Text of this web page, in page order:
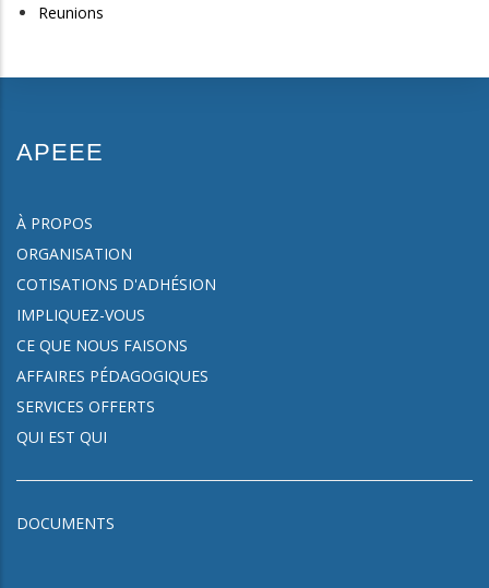
Reunions
APEEE
À PROPOS
ORGANISATION
COTISATIONS D'ADHÉSION
IMPLIQUEZ-VOUS
CE QUE NOUS FAISONS
AFFAIRES PÉDAGOGIQUES
SERVICES OFFERTS
QUI EST QUI
DOCUMENTS